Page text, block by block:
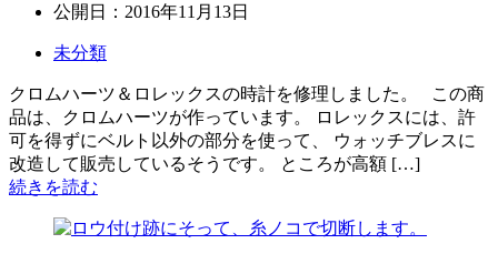
公開日： 2016年11月13日
未分類
クロムハーツ＆ロレックスの時計を修理しました。 この商
品は、クロムハーツが作っています。 ロレックスには、許
可を得ずにベルト以外の部分を使って、 ウォッチブレスに
改造して販売しているそうです。 ところが高額 […]
続きを読む